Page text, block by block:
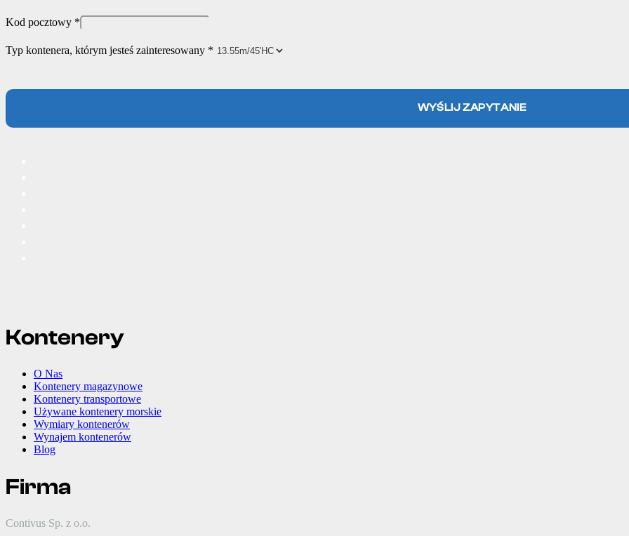
Kod pocztowy *
Typ kontenera, którym jesteś zainteresowany *
WYŚLIJ ZAPYTANIE
Kontenery
O Nas
Kontenery magazynowe
Kontenery transportowe
Używane kontenery morskie
Wymiary kontenerów
Wynajem kontenerów
Blog
Firma
Contivus Sp. z o.o.